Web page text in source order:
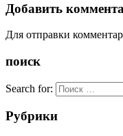
Добавить
Для отправки
поиск
Search for:
Рубрики